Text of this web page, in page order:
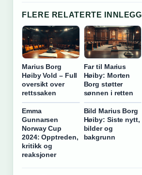
FLERE RELATERTE INNLEGG
Marius Borg
Høiby Vold – Full
oversikt over
rettssaken
Far til Marius
Høiby: Morten
Borg støtter
sønnen i retten
Emma
Gunnarsen
Norway Cup
2024: Opptreden,
kritikk og
reaksjoner
Bild Marius Borg
Høiby: Siste nytt,
bilder og
bakgrunn